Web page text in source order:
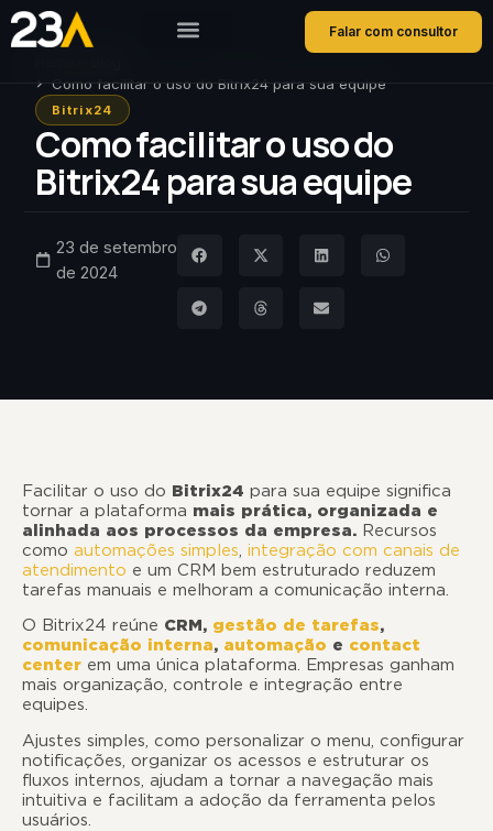
Falar com consultor
Como facilitar o uso do Bitrix24 para sua equipe
Bitrix24
Como facilitar o uso do
Bitrix24 para sua equipe
23 de setembro
de 2024
Facilitar o uso do Bitrix24 para sua equipe significa
tornar a plataforma mais prática, organizada e
alinhada aos processos da empresa. Recursos
como automações simples, integração com canais de
atendimento e um CRM bem estruturado reduzem
tarefas manuais e melhoram a comunicação interna.
O Bitrix24 reúne CRM, gestão de tarefas,
comunicação interna, automação e contact
center em uma única plataforma. Empresas ganham
mais organização, controle e integração entre
equipes.
Ajustes simples, como personalizar o menu, configurar
notificações, organizar os acessos e estruturar os
fluxos internos, ajudam a tornar a navegação mais
intuitiva e facilitam a adoção da ferramenta pelos
usuários.